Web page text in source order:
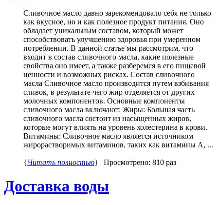
Сливочное масло давно зарекомендовало себя не только
как вкусное, но и как полезное продукт питания. Оно
обладает уникальным составом, который может
способствовать улучшению здоровья при умеренном
потреблении. В данной статье мы рассмотрим, что
входит в состав сливочного масла, какие полезные
свойства оно имеет, а также разберемся в его пищевой
ценности и возможных рисках. Состав сливочного
масла Сливочное масло производится путем взбивания
сливок, в результате чего жир отделяется от других
молочных компонентов. Основные компоненты
сливочного масла включают: Жиры: Большая часть
сливочного масла состоит из насыщенных жиров,
которые могут влиять на уровень холестерина в крови.
Витамины: Сливочное масло является источником
жирорастворимых витаминов, таких как витамины A, ...
{Читать полностью} | Просмотрено: 810 раз
Доставка воды